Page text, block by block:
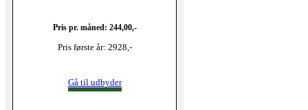
Pris pr. måned: 244,00,-
Pris første år: 2928,-
Gå til udbyder